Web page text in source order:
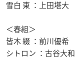
雪白 東 ：上田堪大
＜春組＞
皆木 綴 ：前川優希
シトロン ：古谷大和